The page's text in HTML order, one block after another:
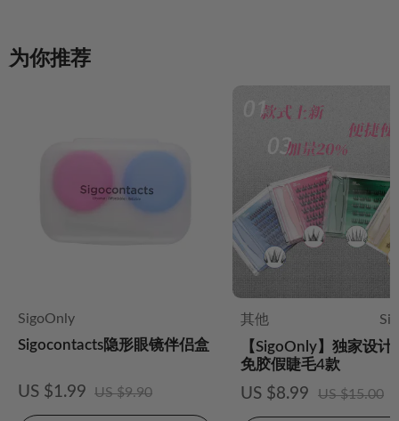
为你推荐
SigoOnly
Sigocontacts隐形眼镜伴侣盒
US $1.99 US $9.90
其他
【SigoOnly】独家设计
免胶假睫毛4款
US $8.99 US $15.00